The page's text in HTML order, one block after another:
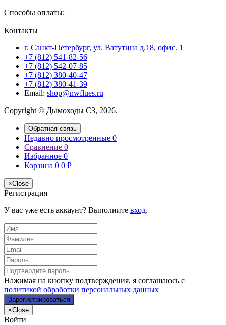
Способы оплаты:
Контакты
г. Санкт-Петербург, ул. Ватутина д.18, офис. 1
+7 (812) 541-82-56
+7 (812) 542-07-85
+7 (812) 380-40-47
+7 (812) 380-41-39
Email: shop@nwflues.ru
Copyright © Дымоходы СЗ, 2026.
Обратная связь
Недавно просмотренные 0
Сравнение 0
Избранное 0
Корзина 0 0 Р
×Close
Регистрация
У вас уже есть аккаунт? Выполните вход.
Нажимая на кнопку подтверждения, я соглашаюсь с
политикой обработки персональных данных
×Close
Войти